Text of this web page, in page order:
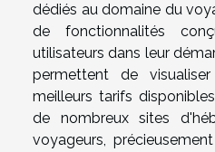
dédiés au domaine du
de fonctionnalités
utilisateurs dans leur
permettent de
meilleurs tarifs
de nombreux sites
voyageurs,